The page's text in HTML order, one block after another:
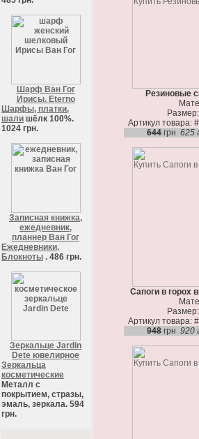
Шарф Ван Гог
Ирисы. Eterno
Шарфы, платки,
шали шёлк 100%.
1024 грн.
Записная книжка,
ежедневник,
планнер Ван Гог
Ежедневники,
Блокноты . 486 грн.
Зеркальце Jardin
Dete ювелирное
Зеркальца
косметические
Металл с
покрытием, стразы,
эмаль, зеркала. 594
грн.
Резиновые
Артикул товара:
644 грн 625
Сапоги в горох
Артикул товара:
948 грн 920